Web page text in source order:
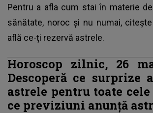
Pentru a afla cum stai în materie
sănătate, noroc și nu numai,
află ce-ți rezervă astrele.
Horoscop zilnic, 26
Descoperă ce surprize
astrele pentru toate
ce previziuni anunță